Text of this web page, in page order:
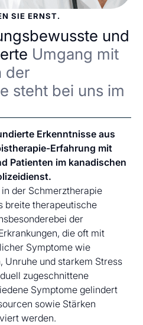
SIE ERNST.
und
Umgang mit
der
steht bei uns im
Erkenntnisse aus
Erfahrung mit
Patienten im kanadischen
der Schmerztherapie
breite therapeutische
der
die oft mit
Symptome wie
Unruhe und starkem Stress
zugeschnittene
Symptome gelindert
sowie Stärken
werden.